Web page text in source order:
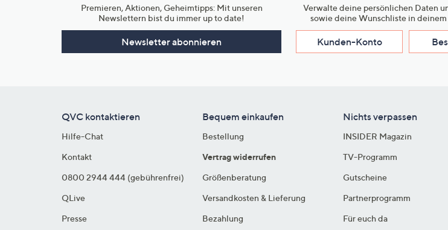
Premieren, Aktionen, Geheimtipps: Mit unseren
Newslettern bist du immer up to date!
Newsletter abonnieren
Verwalte deine persönlichen Daten
sowie deine Wunschliste in
Kunden-Konto
QVC kontaktieren
Hilfe-Chat
Kontakt
0800 2944 444 (gebührenfrei)
QLive
Presse
Bequem einkaufen
Bestellung
Vertrag widerrufen
Größenberatung
Versandkosten & Lieferung
Bezahlung
Nichts verpassen
INSIDER Magazin
TV-Programm
Gutscheine
Partnerprogramm
Für euch da